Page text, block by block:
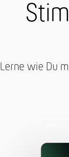
Lerne wie Du